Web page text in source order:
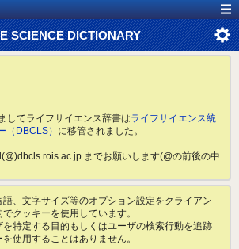
SCIENCE DICTIONARY
してライフサイエンス辞書はライフサイエンス統
（DBCLS） に移管されました。
までお願いします(@の前後の中
、文字サイズ等のオプション設定をクライアン
クッキーを使用しています。
特定する目的もしくはユーザの検索行動を追跡
使用することはありません。